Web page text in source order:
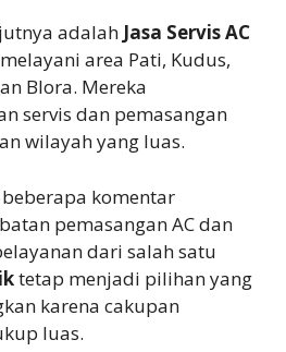
adalah Jasa Servis AC
area Pati, Kudus,
Blora. Mereka
servis dan pemasangan
wilayah yang luas.
komentar
pemasangan AC dan
dari salah satu
tetap menjadi pilihan yang
karena cakupan
luas.